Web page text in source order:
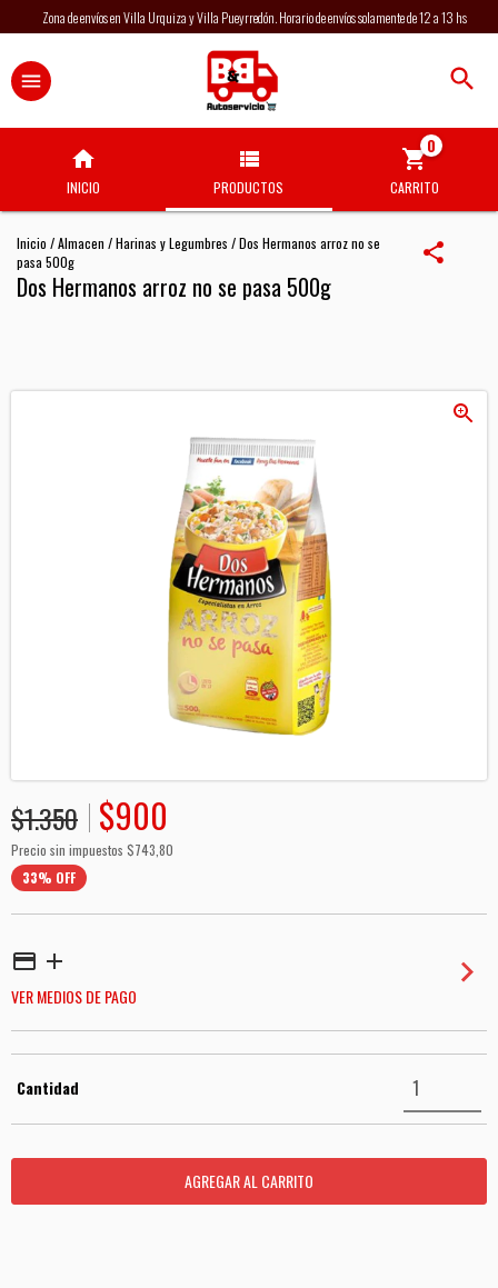
Zona de envíos en Villa Urquiza y Villa Pueyrredón. Horario de envíos solamente de 12 a 13 hs
INICIO PRODUCTOS CARRITO
0
Inicio /Almacen /Harinas y Legumbres /Dos Hermanos arroz no se
pasa 500g
Dos Hermanos arroz no se pasa 500g
$1.350 $900
Precio sin impuestos $743,80
33% OFF
VER MEDIOS DE PAGO
Cantidad